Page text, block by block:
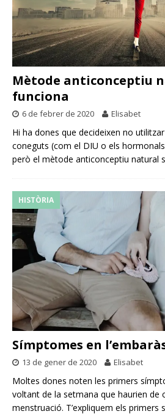
Mètode anticonceptiu
funciona
6 de febrer de 2020 Elisabet
Hi ha dones que decideixen no
coneguts (com el DIU o els
però el mètode anticonceptiu natural
HISTÒRIA
Símptomes en
13 de gener de 2020 Elisabet
Moltes dones noten les primers
voltant de la setmana que haurien de
menstruació. T’expliquem els primers